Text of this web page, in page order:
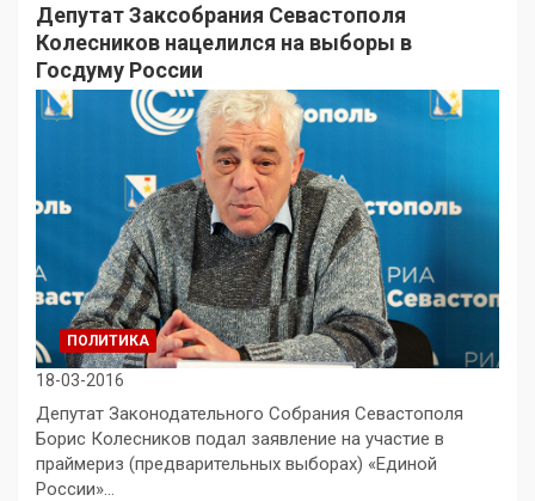
Депутат Заксобрания Севастополя
Колесников нацелился на выборы в
Госдуму России
ПОЛИТИКА
18-03-2016
Депутат Законодательного Собрания Севастополя
Борис Колесников подал заявление на участие в
праймериз (предварительных выборах) «Единой
России»…